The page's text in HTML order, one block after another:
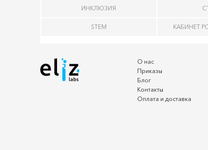
ИНКЛЮЗИЯ
STEM КАБИНЕТ
О нас
Приказы
Блог
Контакты
Оплата и доставка